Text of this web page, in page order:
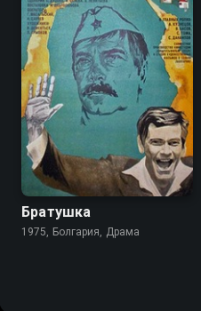
6.9
Братушка
1975, Болгария, Драма